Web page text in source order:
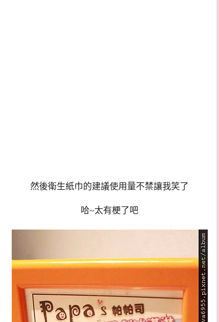
然後衛生紙巾的建議使用量不禁讓我笑了
哈~太有梗了吧